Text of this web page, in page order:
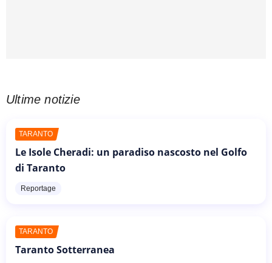
Ultime notizie
TARANTO
Le Isole Cheradi: un paradiso nascosto nel Golfo
di Taranto
Reportage
TARANTO
Taranto Sotterranea